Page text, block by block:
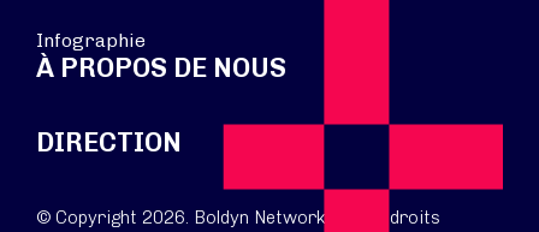
Infographie
À PROPOS DE NOUS
DIRECTION
© Copyright 2026. Boldyn Networks. Tous droits